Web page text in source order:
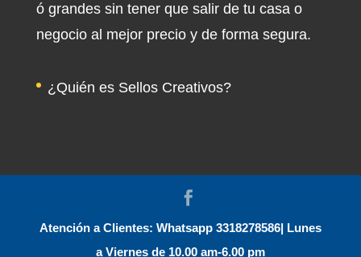
ó grandes sin tener que salir de tu casa o
negocio al mejor precio y de forma segura.
¿Quién es Sellos Creativos?
Atención a Clientes: Whatsapp 3318278586| Lunes
a Viernes de 10.00 am-6.00 pm